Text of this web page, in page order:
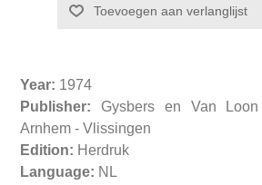
Year: 1974
Publisher: Gysbers en Van
Arnhem - Vlissingen
Edition: Herdruk
Language: NL